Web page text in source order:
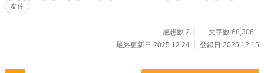
友達
感想数 2
文字数 68,306
最終更新日 2025.12.24
登録日 2025.12.15